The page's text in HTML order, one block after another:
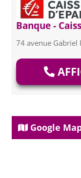
Banque -
74 avenue Gabriel
Google